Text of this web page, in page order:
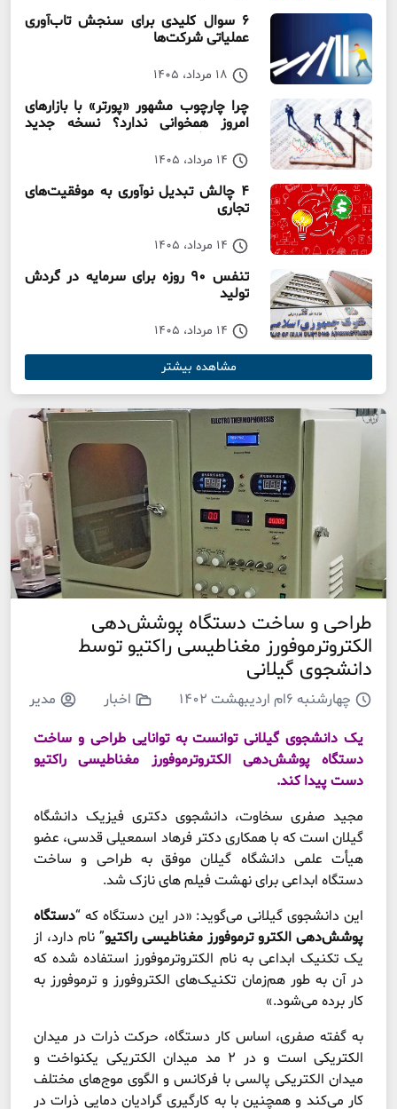
۶ سوال کلیدی برای سنجش تاب‌آوری
عملیاتی شرکت‌ها
18 مرداد، 1405
چرا چارچوب مشهور «پورتر» با بازارهای
امروز همخوانی ندارد؟ نسخه جدید
14 مرداد، 1405
۴ چالش تبدیل نوآوری به موفقیت‌های
تجاری
14 مرداد، 1405
تنفس ۹۰ روزه برای سرمایه در گردش
تولید
14 مرداد، 1405
مشاهده بیشتر
طراحی و ساخت دستگاه پوشش‌دهی
الکتروترموفورز مغناطیسی راکتیو توسط
دانشجوی گیلانی
چهارشنبه ۶ام اردیبهشت ۱۴۰۲ اخبار
مدیر
یک دانشجوی گیلانی توانست به توانایی طراحی و ساخت
دستگاه پوشش‌دهی الکتروترموفورز مغناطیسی راکتیو
دست پیدا کند.
مجید صفری سخاوت، دانشجوی دکتری فیزیک دانشگاه
گیلان است که با همکاری دکتر فرهاد اسمعیلی قدسی، عضو
هیأت علمی دانشگاه گیلان موفق به طراحی و ساخت
دستگاه ابداعی برای نهشت فیلم های نازک شد.
این دانشجوی گیلانی می‌گوید: «در این دستگاه که “دستگاه
پوشش‌دهی الکترو ترموفورز مغناطیسی راکتیو” نام دارد، از
یک تکنیک ابداعی به نام الکتروترموفورز استفاده شده که
در آن به طور هم‌زمان تکنیک‌های الکتروفورز و ترموفورز به
کار برده می­‌شود.»
به گفته صفری، اساس کار دستگاه، حرکت ذرات در میدان
الکتریکی است و در ۲ مد میدان الکتریکی یکنواخت و
میدان الکتریکی پالسی با فرکانس و الگوی موج‌های مختلف
کار می‌کند و همچنین با به کارگیری گرادیان دمایی ذرات در